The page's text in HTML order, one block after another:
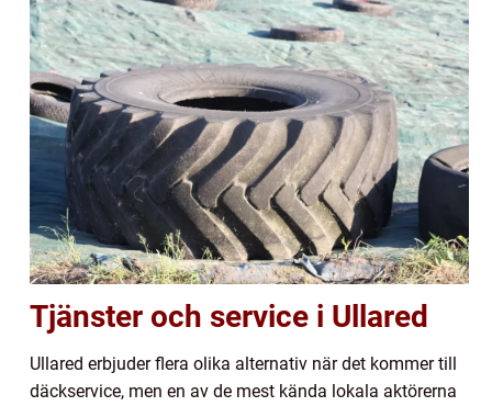
Tjänster och service i Ullared
Ullared erbjuder flera olika alternativ när det kommer till
däckservice, men en av de mest kända lokala aktörerna